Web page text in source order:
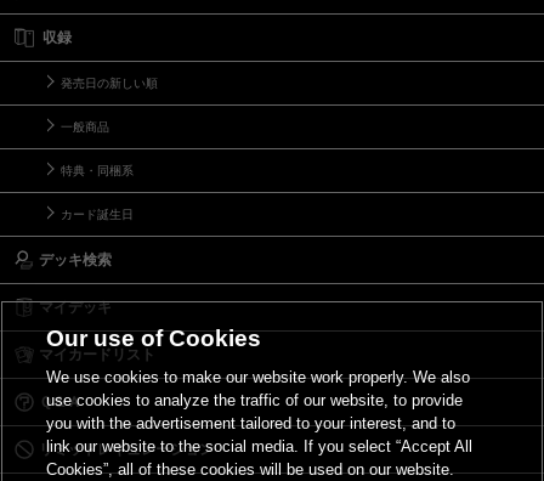
収録
発売日の新しい順
一般商品
特典・同梱系
カード誕生日
デッキ検索
マイデッキ
マイカードリスト
Ｑ＆Ａ
リミットレギュレーション
Our use of Cookies
We use cookies to make our website work properly. We also
use cookies to analyze the traffic of our website, to provide
you with the advertisement tailored to your interest, and to
link our website to the social media. If you select “Accept All
Cookies”, all of these cookies will be used on our website.